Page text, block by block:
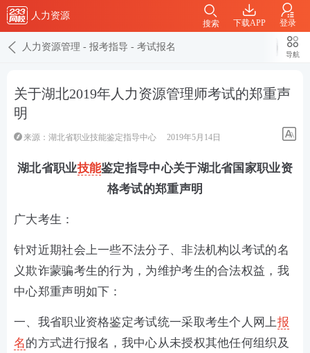
人力资源
下载APP 登录
搜索
人力资源管理 - 报考指导 - 考试报名
导航
关于湖北2019年人力资源管理师考试的郑重声
明
来源：湖北省职业技能鉴定指导中心 2019年5月14日
湖北省职业技能鉴定指导中心关于湖北省国家职业资
格考试的郑重声明
广大考生：
针对近期社会上一些不法分子、非法机构以考试的名
义欺诈蒙骗考生的行为，为维护考生的合法权益，我
中心郑重声明如下：
一、我省职业资格鉴定考试统一采取考生个人网上报
名的方式进行报名，我中心从未授权其他任何组织及